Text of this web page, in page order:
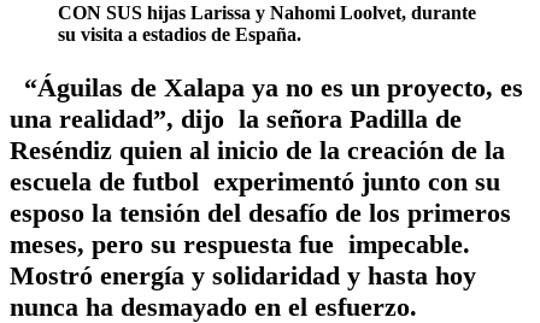
CON SUS hijas Larissa y Nahomi Loolvet, durante
su visita a estadios de España.
“Águilas de Xalapa ya no es un proyecto, es
una realidad”, dijo la señora Padilla de
Reséndiz quien al inicio de la creación de la
escuela de futbol experimentó junto con su
esposo la tensión del desafío de los primeros
meses, pero su respuesta fue impecable.
Mostró energía y solidaridad y hasta hoy
nunca ha desmayado en el esfuerzo.